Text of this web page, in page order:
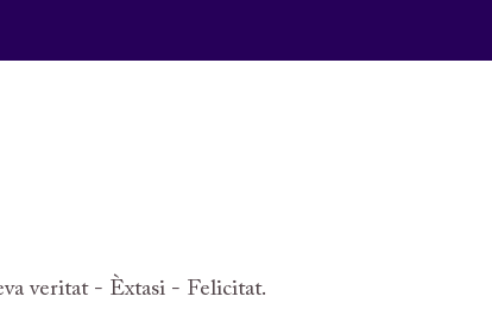
veritat - Èxtasi - Felicitat.